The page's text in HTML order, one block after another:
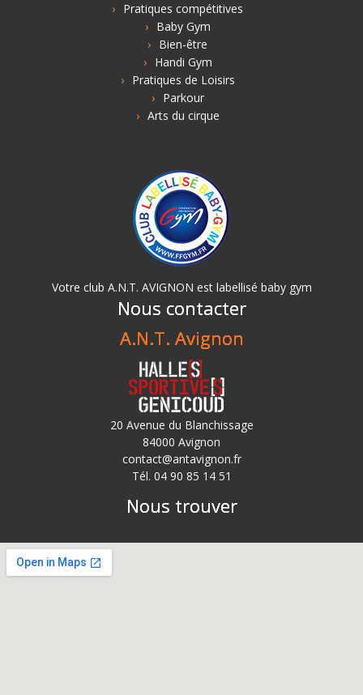
Pratiques compétitives
Baby Gym
Bien-être
Handi Gym
Pratiques de Loisirs
Parkour
Arts du cirque
Votre club A.N.T. AVIGNON est labellisé baby gym
Nous contacter
A.N.T. Avignon
20 Avenue du Blanchissage
84000 Avignon
contact@antavignon.fr
Tél. 04 90 85 14 51
Nous trouver